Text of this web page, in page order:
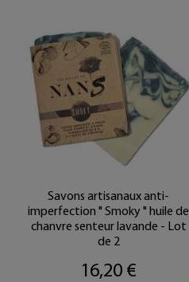
Savons artisanaux anti-
imperfection " Smoky " huile de
chanvre senteur lavande - Lot
de 2
16,20 €